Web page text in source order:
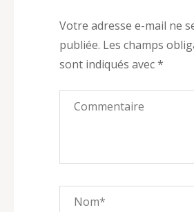
Votre adresse e-mail ne
publiée. Les champs
sont indiqués avec*